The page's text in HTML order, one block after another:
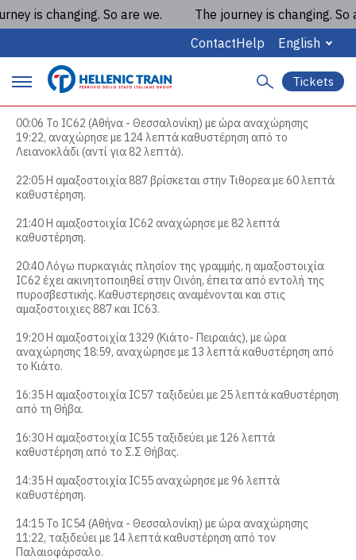
is changing. So are we.
The journey is changing. So
ContactHelp English
P
r
i
a
y
a
n
m
n
u
S
e
a
r
c
Tickets
Κατάσταση Κυκλοφορίας
23/2/2023 - ΚΑΘΥΣΤΕΡΗΣΕΙΣ /
ΤΡΟΠΟΠΟΙΗΣΕΙΣ ΔΡΟΜΟΛΟΓΙΩΝ -
ΣΥΝΕΧΗΣ ΕΝΗΜΕΡΩΣΗ
00:06 Το IC62 (Αθήνα - Θεσσαλονίκη) με ώρα αναχώρησης
19:22, αναχώρησε με 124 λεπτά καθυστέρηση από το
Λειανοκλάδι (αντί για 82 λεπτά).
22:05 Η αμαξοστοιχία 887 βρίσκεται στην Τιθορεα με 60 λεπτά
καθυστέρηση.
21:40 Η αμαξοστοιχία IC62 αναχώρησε με 82 λεπτά
καθυστέρηση.
20:40 Λόγω πυρκαγιάς πλησίον της γραμμής, η αμαξοστοιχία
IC62 έχει ακινητοποιηθεί στην Οινόη, έπειτα από εντολή της
πυροσβεστικής. Καθυστερησεις αναμένονται και στις
αμαξοστοιχιες 887 και IC63.
19:20 Η αμαξοστοιχία 1329 (Κιάτο- Πειραιάς), με ώρα
αναχώρησης 18:59, αναχώρησε με 13 λεπτά καθυστέρηση από
το Κιάτο.
16:35 Η αμαξοστοιχία IC57 ταξιδεύει με 25 λεπτά καθυστέρηση
από τη Θήβα.
16:30 Η αμαξοστοιχία IC55 ταξιδεύει με 126 λεπτά
καθυστέρηση από το Σ.Σ Θήβας.
14:35 Η αμαξοστοιχία IC55 αναχώρησε με 96 λεπτά
καθυστέρηση.
14:15 Το IC54 (Αθήνα - Θεσσαλονίκη) με ώρα αναχώρησης
11:22, ταξιδεύει με 14 λεπτά καθυστέρηση από τον
Παλαιοφάρσαλο.